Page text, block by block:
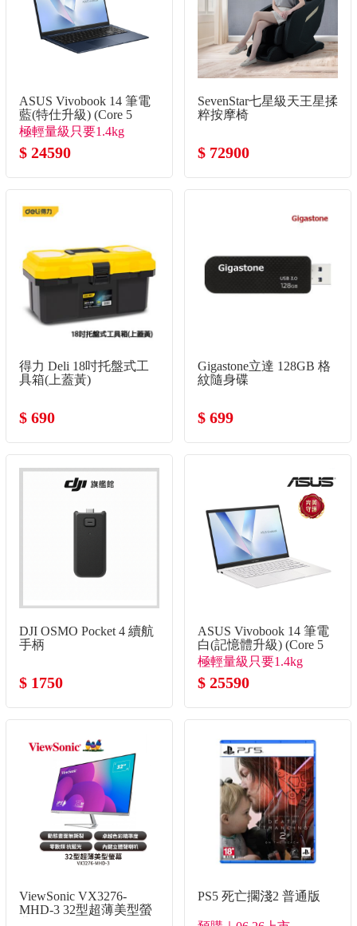
ASUS Vivobook 14 筆電
藍(特仕升級) (Core 5
120U/8G+8G/1TB
SSD/W11)
極輕量級只要1.4kg
$ 24590
SevenStar七星級天王星揉
粹按摩椅
$ 72900
得力 Deli 18吋托盤式工
具箱(上蓋黃)
$ 690
Gigastone立達 128GB 格
紋隨身碟
$ 699
DJI OSMO Pocket 4 續航
手柄
$ 1750
ASUS Vivobook 14 筆電
白(記憶體升級) (Core 5
120U/8G+16G/512G
SSD/W11)
極輕量級只要1.4kg
$ 25590
ViewSonic VX3276-
MHD-3 32型超薄美型螢
PS5 死亡擱淺2 普通版